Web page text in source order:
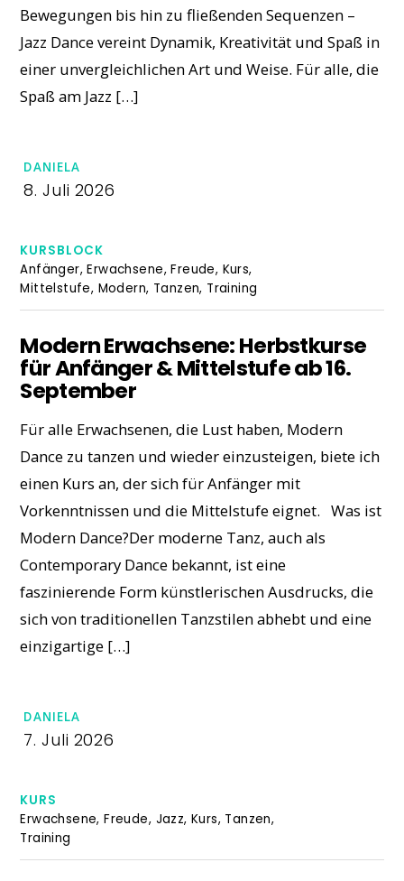
Bewegungen bis hin zu fließenden Sequenzen –
Jazz Dance vereint Dynamik, Kreativität und Spaß in
einer unvergleichlichen Art und Weise. Für alle, die
Spaß am Jazz […]
DANIELA
8. Juli 2026
KURSBLOCK
Anfänger,Erwachsene,Freude, Kurs,
Mittelstufe, Modern, Tanzen, Training
Modern Erwachsene: Herbstkurse
für Anfänger & Mittelstufe ab 16.
September
Für alle Erwachsenen, die Lust haben, Modern
Dance zu tanzen und wieder einzusteigen, biete ich
einen Kurs an, der sich für Anfänger mit
Vorkenntnissen und die Mittelstufe eignet. Was ist
Modern Dance?Der moderne Tanz, auch als
Contemporary Dance bekannt, ist eine
faszinierende Form künstlerischen Ausdrucks, die
sich von traditionellen Tanzstilen abhebt und eine
einzigartige […]
DANIELA
7. Juli 2026
KURS
Erwachsene,Freude, Jazz, Kurs, Tanzen,
Training